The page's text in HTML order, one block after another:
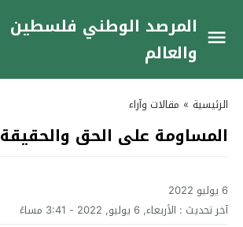
المرصد الوطني فلسطين
والعالم
الرئيسية » مقالات وآراء
المساومة على الحق والحقيقة
6 يوليو 2022
آخر تحديث : الأربعاء, 6 يوليو, 2022 - 3:41 مساءً